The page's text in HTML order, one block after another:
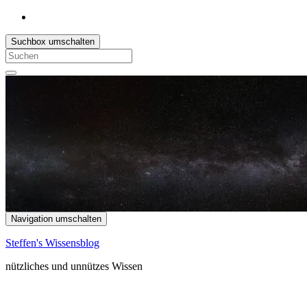
Suchbox umschalten
Search
for:
Navigation umschalten
Steffen's Wissensblog
nützliches und unnützes Wissen